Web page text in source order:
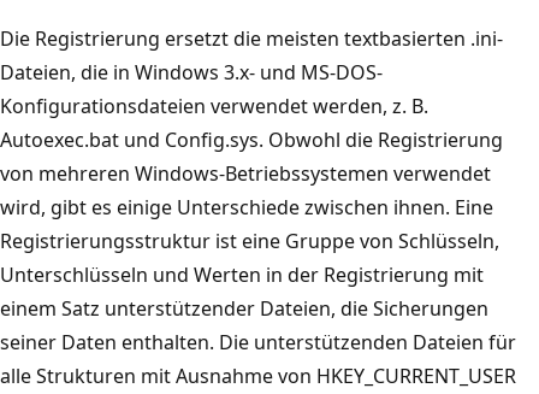
Die Registrierung ersetzt die meisten textbasierten .ini-
Dateien, die in Windows 3.x- und MS-DOS-
Konfigurationsdateien verwendet werden, z. B.
Autoexec.bat und Config.sys. Obwohl die Registrierung
von mehreren Windows-Betriebssystemen verwendet
wird, gibt es einige Unterschiede zwischen ihnen. Eine
Registrierungsstruktur ist eine Gruppe von Schlüsseln,
Unterschlüsseln und Werten in der Registrierung mit
einem Satz unterstützender Dateien, die Sicherungen
seiner Daten enthalten. Die unterstützenden Dateien für
alle Strukturen mit Ausnahme von HKEY_CURRENT_USER